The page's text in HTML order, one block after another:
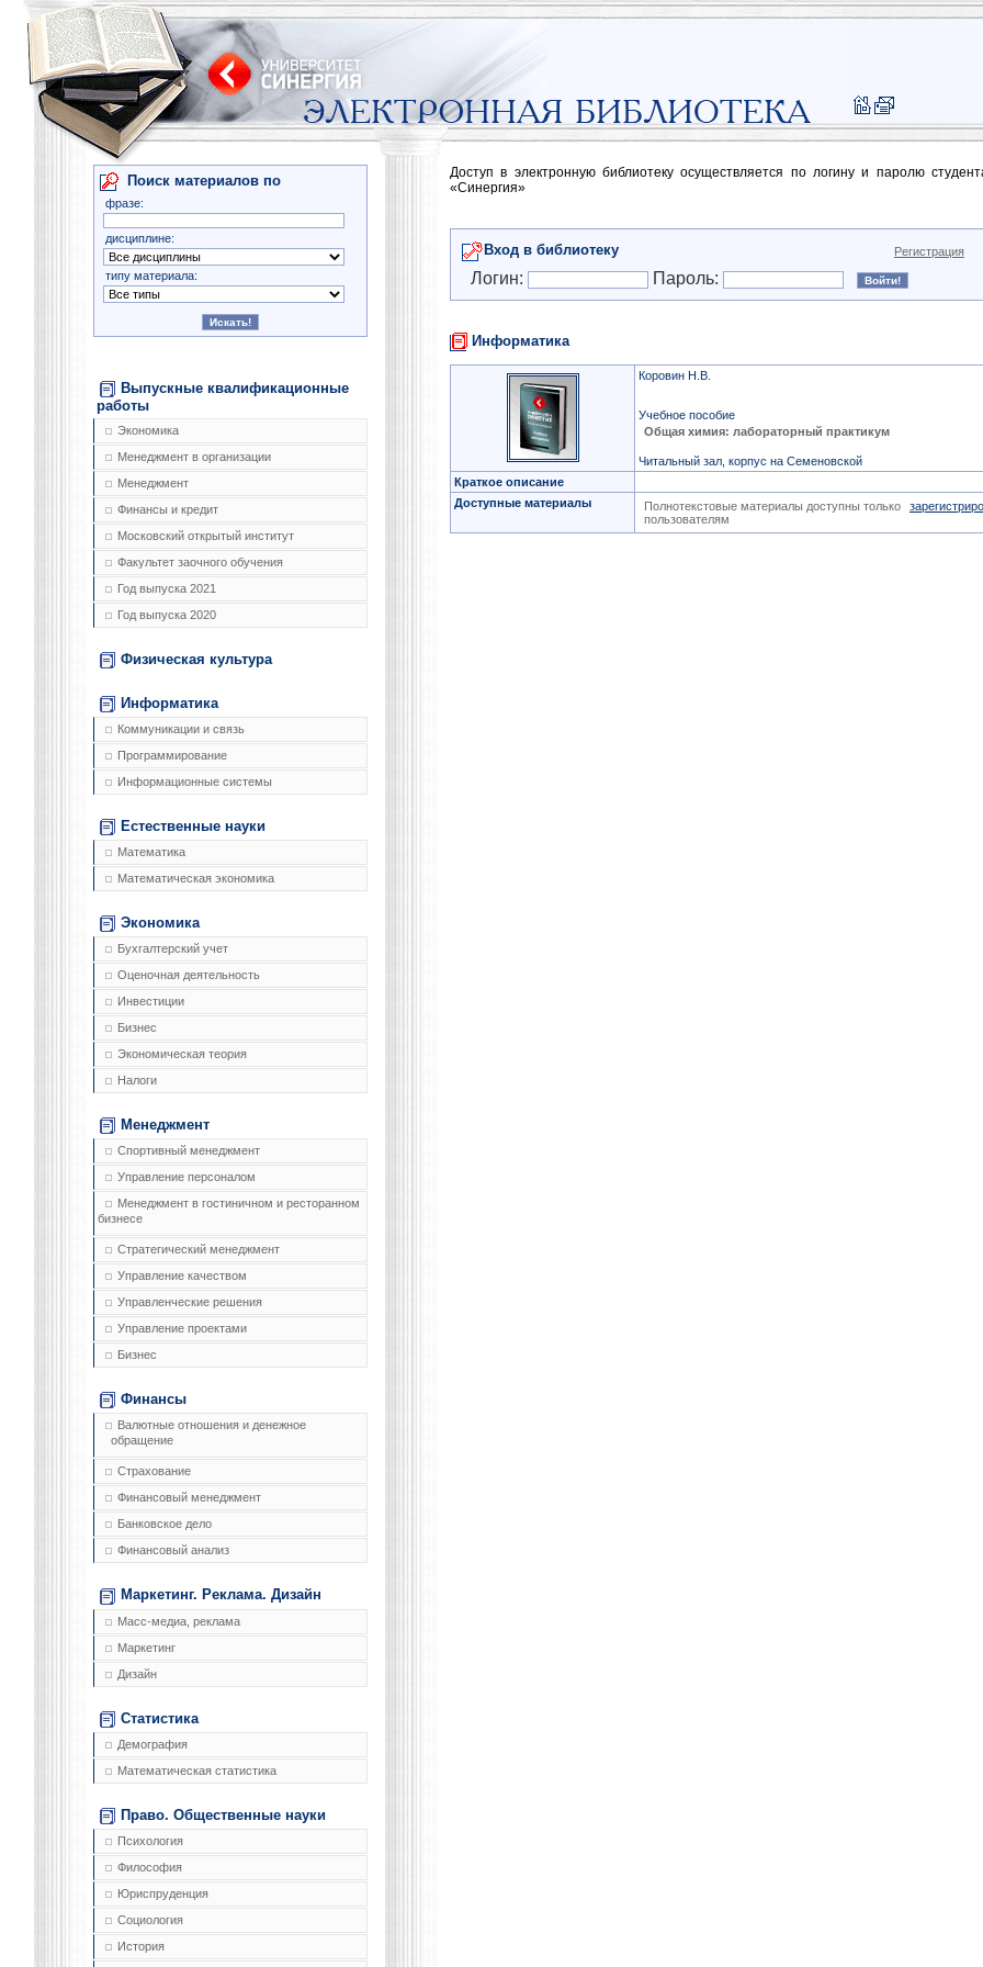
Поиск материалов по
фразе:
дисциплине:
типу материала:
Выпускные квалификационные
работы
Экономика
Менеджмент в организации
Менеджмент
Финансы и кредит
Московский открытый институт
Факультет заочного обучения
Год выпуска 2021
Год выпуска 2020
Физическая культура
Информатика
Коммуникации и связь
Программирование
Информационные системы
Естественные науки
Математика
Математическая экономика
Экономика
Бухгалтерский учет
Оценочная деятельность
Инвестиции
Бизнес
Экономическая теория
Налоги
Менеджмент
Спортивный менеджмент
Управление персоналом
Менеджмент в гостиничном и ресторанном
бизнесе
Стратегический менеджмент
Управление качеством
Управленческие решения
Управление проектами
Бизнес
Финансы
Валютные отношения и денежное
обращение
Страхование
Финансовый менеджмент
Банковское дело
Финансовый анализ
Маркетинг. Реклама. Дизайн
Масс-медиа, реклама
Маркетинг
Дизайн
Статистика
Демография
Математическая статистика
Право. Общественные науки
Психология
Философия
Юриспруденция
Социология
История
Доступ в электронную библиотеку осуществляется по логину и паролю
«Синергия»
Вход в библиотеку Регистрация
Логин: Пароль:
Информатика
Коровин Н.В.
Учебное пособие
Общая химия: лабораторный практикум
Читальный зал, корпус на Семеновской
Краткое описание
Доступные материалы
Полнотекстовые материалы доступны только
пользователям